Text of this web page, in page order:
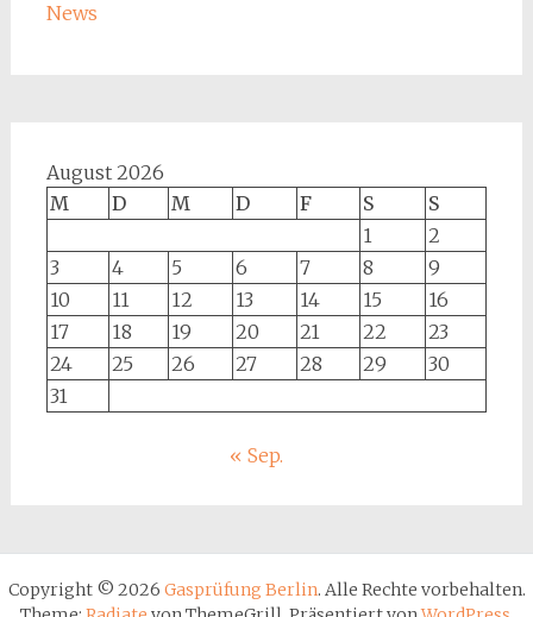
News
August 2026
M
D M D F S
S
1
2
3
4 5 6 7 8
9
10
11 12 13 14 15
16
17
18 19 20 21 22
23
24
25 26 27 28 29
30
31
« Sep.
Copyright © 2026 Gasprüfung Berlin. Alle Rechte vorbehalten.